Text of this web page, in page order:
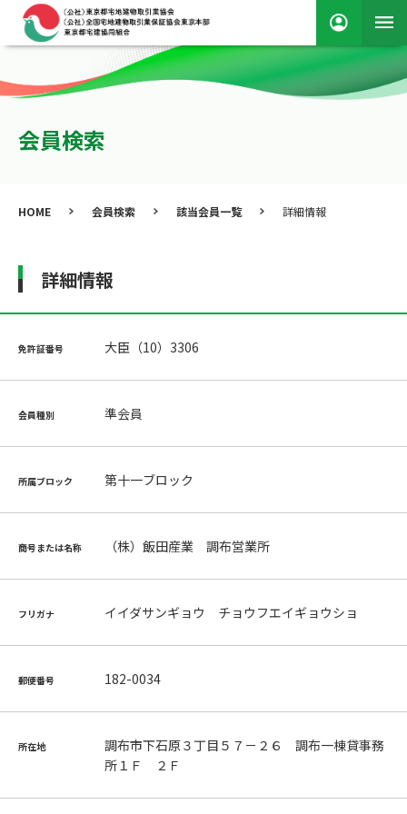
会員検索
HOME 会員検索 該当会員一覧 詳細情報
詳細情報
免許証番号 大臣（10）3306
会員種別 準会員
所属ブロック 第十一ブロック
商号または名称 （株）飯田産業 調布営業所
フリガナ イイダサンギョウ チョウフエイギョウショ
郵便番号 182-0034
所在地
調布市下石原３丁目５７－２６ 調布一棟貸事務
所１Ｆ ２Ｆ